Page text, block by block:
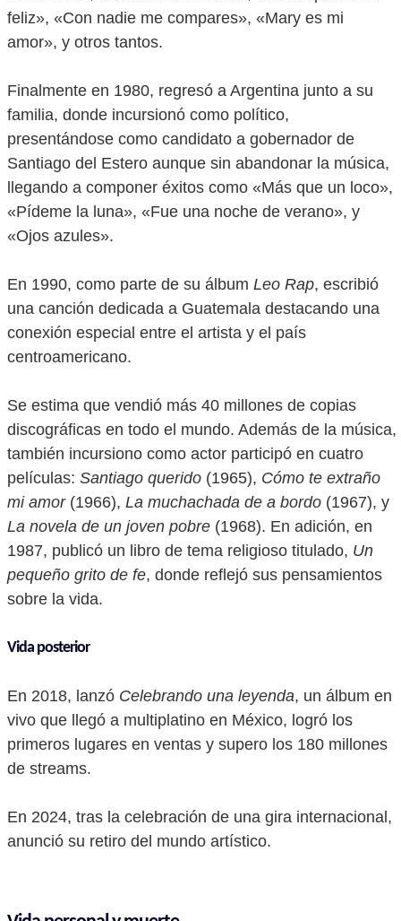
feliz», «Con nadie me compares», «Mary es mi
amor», y otros tantos.
Finalmente en 1980, regresó a Argentina junto a su
familia, donde incursionó como político,
presentándose como candidato a gobernador de
Santiago del Estero aunque sin abandonar la música,
llegando a componer éxitos como «Más que un loco»,
«Pídeme la luna», «Fue una noche de verano», y
«Ojos azules».
En 1990, como parte de su álbum Leo Rap, escribió
una canción dedicada a Guatemala destacando una
conexión especial entre el artista y el país
centroamericano.
Se estima que vendió más 40 millones de copias
discográficas en todo el mundo. Además de la música,
también incursiono como actor participó en cuatro
películas: Santiago querido (1965), Cómo te extraño
mi amor(1966), La muchachada de a bordo (1967), y
La novela de un joven pobre (1968). En adición, en
1987, publicó un libro de tema religioso titulado, Un
pequeño grito de fe, donde reflejó sus pensamientos
sobre la vida.
Vida posterior
En 2018, lanzó Celebrando una leyenda, un álbum en
vivo que llegó a multiplatino en México, logró los
primeros lugares en ventas y supero los 180 millones
de streams.
En 2024, tras la celebración de una gira internacional,
anunció su retiro del mundo artístico.